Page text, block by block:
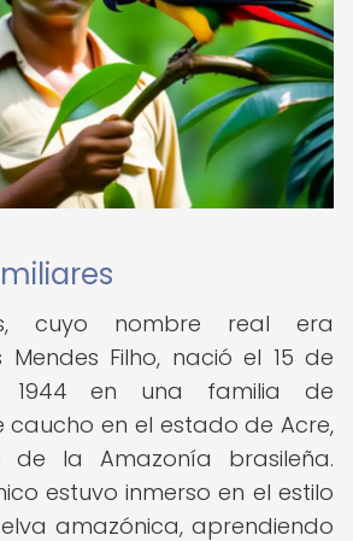
cuyo nombre real era
Mendes Filho, nació el 15 de
1944 en una familia de
caucho en el estado de Acre,
la Amazonía brasileña.
estuvo inmerso en el estilo
amazónica, aprendiendo